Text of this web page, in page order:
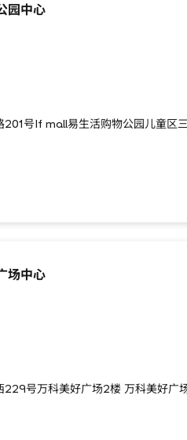
园中心
201号If mall易生活购物公园儿童区
场中心
229号万科美好广场2楼 万科美好广